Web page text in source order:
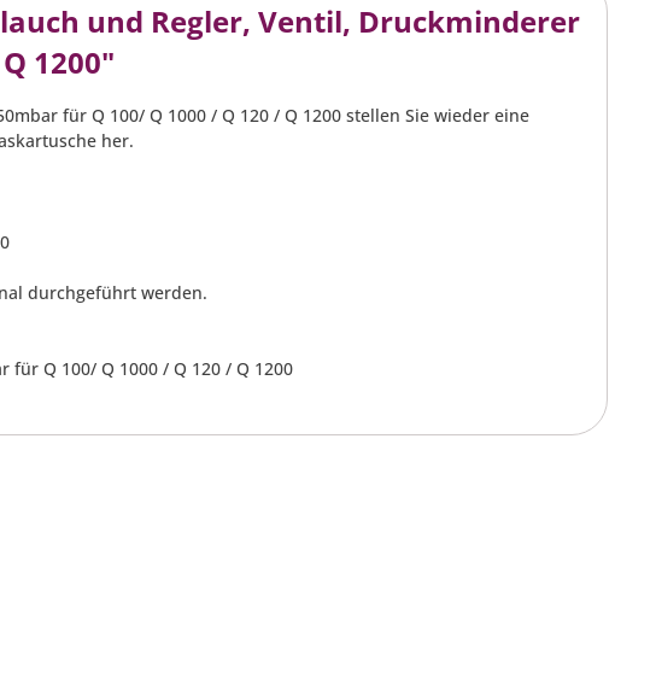
und Regler, Ventil, Druckminderer
1200"
für Q 100/ Q 1000 / Q 120 / Q 1200 stellen Sie wieder eine
her.
durchgeführt werden.
Q 100/ Q 1000 / Q 120 / Q 1200